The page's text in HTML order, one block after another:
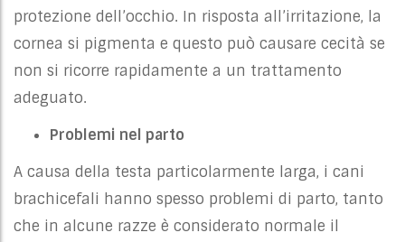
protezione dell’occhio. In risposta all’irritazione, la
cornea si pigmenta e questo può causare cecità se
non si ricorre rapidamente a un trattamento
adeguato.
Problemi nel parto
A causa della testa particolarmente larga, i cani
brachicefali hanno spesso problemi di parto, tanto
che in alcune razze è considerato normale il